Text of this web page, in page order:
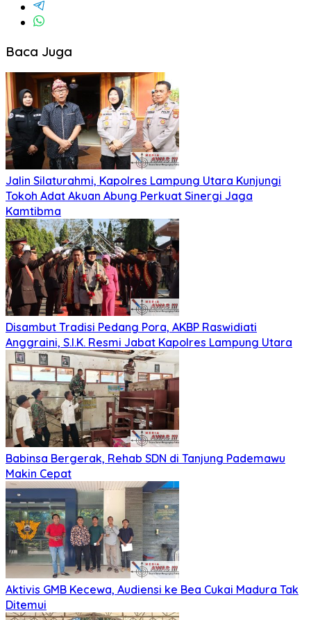
Baca Juga
Jalin Silaturahmi, Kapolres Lampung Utara Kunjungi
Tokoh Adat Akuan Abung Perkuat Sinergi Jaga
Kamtibma
Disambut Tradisi Pedang Pora, AKBP Raswidiati
Anggraini, S.I.K. Resmi Jabat Kapolres Lampung Utara
Babinsa Bergerak, Rehab SDN di Tanjung Pademawu
Makin Cepat
Aktivis GMB Kecewa, Audiensi ke Bea Cukai Madura Tak
Ditemui